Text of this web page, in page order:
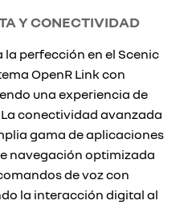
Y CONECTIVIDAD
la perfección en el Scenic
OpenR Link con
una experiencia de
conectividad avanzada
gama de aplicaciones
navegación optimizada
de voz con
la interacción digital al